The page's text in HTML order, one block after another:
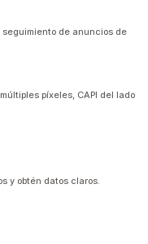
de anuncios de
píxeles, CAPI del lado
y obtén datos claros.